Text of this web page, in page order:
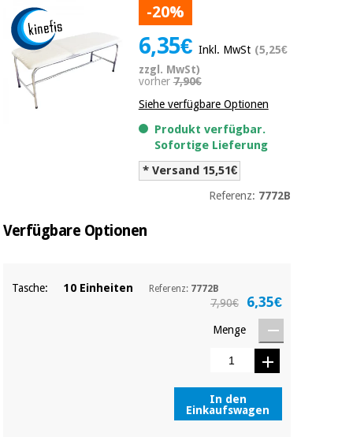
Angebote
Traditionelle
chinesische
medizin
Klinische
möbel
coronaviren
fitness
Nachricht
Academy
Medizinische
ausrüstung
Traditionelle
chinesische
medizin
Therapeutische
schränke
Essentielles
-20%
6,35€ Inkl. MwSt (5,25€
zzgl. MwSt)
vorher7,90€
Siehe verfügbare Optionen
Produkt verfügbar.
Sofortige Lieferung
* Versand 15,51€
Referenz: 7772B
Verfügbare Optionen
Tasche: 10 Einheiten Referenz: 7772B
7,90€ 6,35€
Menge
In den
Einkaufswagen